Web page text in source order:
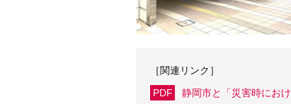
［関連リンク］
PDF
静岡市と「災害時にお